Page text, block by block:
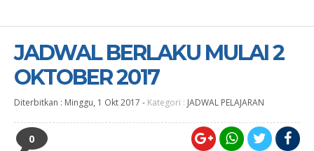
JADWAL BERLAKU MULAI 2
OKTOBER 2017
Diterbitkan : Minggu, 1 Okt 2017 - Kategori : JADWAL PELAJARAN
0